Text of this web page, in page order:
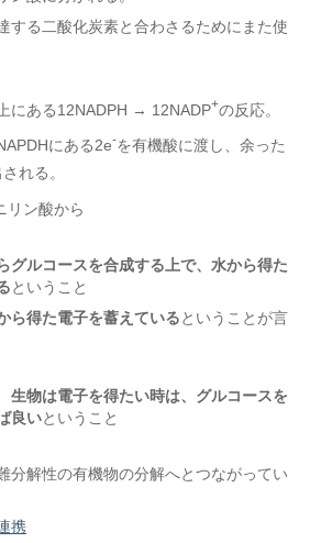
する二酸化炭素と合わさるためにまた使
にある12NADPH → 12NADP+の反応。
にある2e-を有機酸に渡し、余った
れる。
リン酸から
グルコースを合成する上で、 水から得た
ということ
ら得た電子を蓄えているということが言
生物は電子を得たい時は、グルコースを
良いということ
分解性の有機物の分解へとつながってい
携